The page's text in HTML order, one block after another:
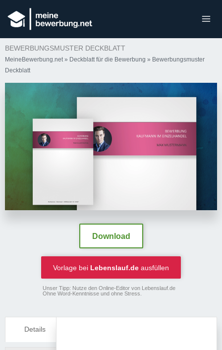
BEWERBUNGSMUSTER DECKBLATT
MeineBewerbung.net » Deckblatt für die Bewerbung » Bewerbungsmuster
Deckblatt
Download
Vorlage bei Lebenslauf.de ausfüllen
Unser Tipp: Nutze den Online-Editor von Lebenslauf.de
Ohne Word-Kenntnisse und ohne Stress.
Details